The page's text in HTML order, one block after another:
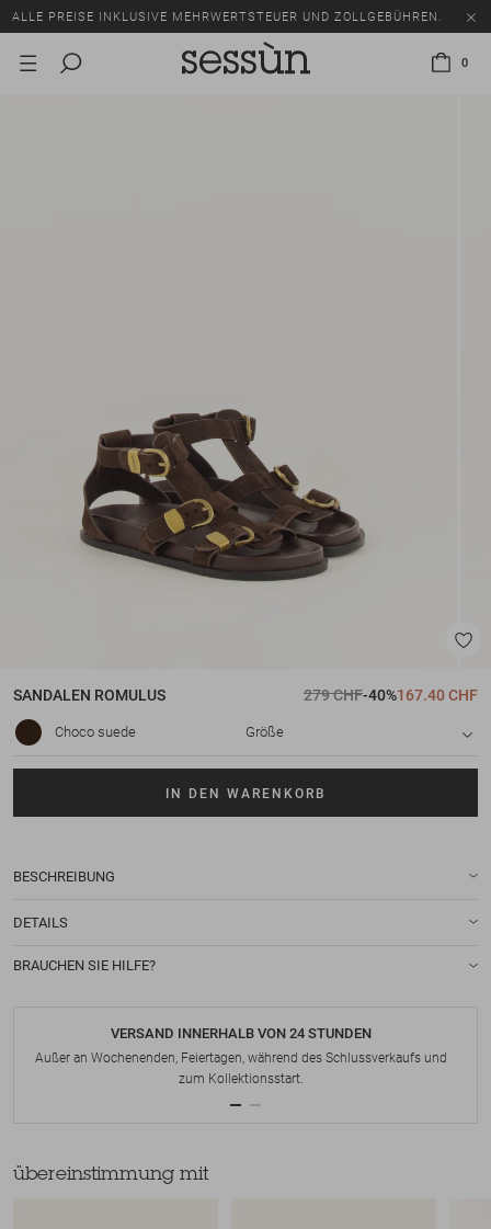
ALLE PREISE INKLUSIVE MEHRWERTSTEUER UND ZOLLGEBÜHREN.
SALE: BIS ZU -50% AUF EINE AUSWAHL AN ARTIKELN.
0
SANDALEN ROMULUS 279 CHF-40%167.40 CHF
Choco suede Größe
IN DEN WARENKORB
BESCHREIBUNG
DETAILS
BRAUCHEN SIE HILFE?
VERSAND INNERHALB VON 24 STUNDEN
Außer an Wochenenden, Feiertagen, während des Schlussverkaufs und
zum Kollektionsstart.
übereinstimmung mit